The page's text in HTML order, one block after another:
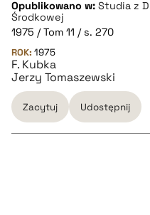
Opublikowano w: Studia z
Środkowej
1975 / Tom 11 / s. 270
ROK: 1975
F. Kubka
Jerzy Tomaszewski
Zacytuj Udostępnij